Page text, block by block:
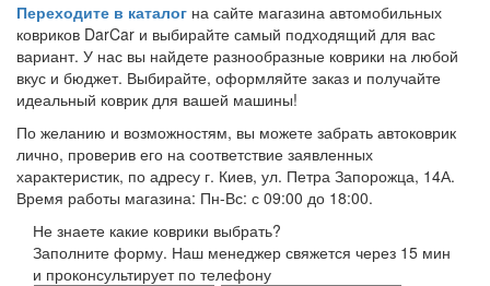
Переходите в каталог на сайте магазина автомобильных
ковриков DarCar и выбирайте самый подходящий для вас
вариант. У нас вы найдете разнообразные коврики на любой
вкус и бюджет. Выбирайте, оформляйте заказ и получайте
идеальный коврик для вашей машины!
По желанию и возможностям, вы можете забрать автоковрик
лично, проверив его на соответствие заявленных
характеристик, по адресу г. Киев, ул. Петра Запорожца, 14А.
Время работы магазина: Пн-Вс: с 09:00 до 18:00.
Не знаете какие коврики выбрать?
Заполните форму. Наш менеджер свяжется через 15 мин
и проконсультирует по телефону